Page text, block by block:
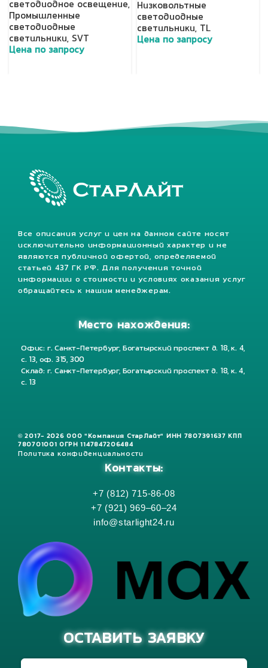
светодиодное освещение,
Промышленные
светодиодные
светильники, SVT
Цена по запросу
Низковольтные
светодиодные
светильники, TL
Цена по запросу
Все описания услуг и цен на данном сайте носят
исключительно информационный характер и не
являются публичной офертой, определяемой
статьей 437 ГК РФ. Для получения точной
информации о стоимости и условиях оказания услуг
обращайтесь к нашим менеджерам.
Место нахождения:
Офис: г. Санкт-Петербург, Богатырский проспект д. 18, к. 4,
с. 13, оф. 315, 300
Склад: г. Санкт-Петербург, Богатырский проспект д. 18, к. 4,
с. 13
© 2017- 2026 ООО "Компания СтарЛайт" ИНН 7807391637 КПП
780701001 ОГРН 1147847206484
Политика конфиденциальности
Контакты:
+7 (812) 715-86-08
+7 (921) 969–60–24
info@starlight24.ru
ОСТАВИТЬ ЗАЯВКУ